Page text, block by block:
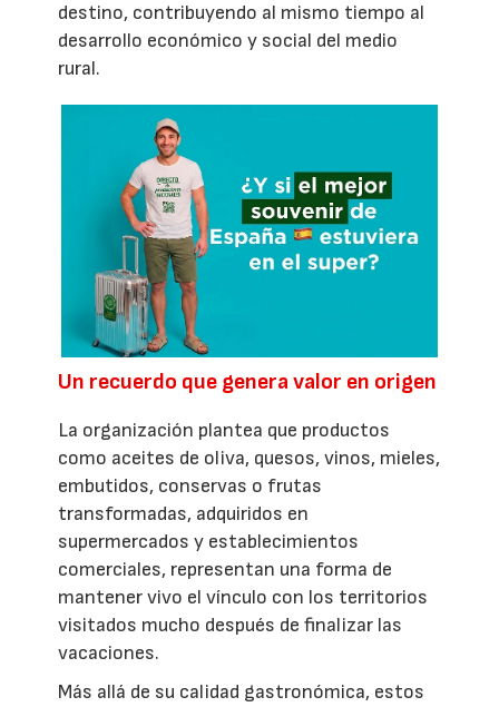
destino, contribuyendo al mismo tiempo al
desarrollo económico y social del medio
rural.
Un recuerdo que genera valor en origen
La organización plantea que productos
como aceites de oliva, quesos, vinos, mieles,
embutidos, conservas o frutas
transformadas, adquiridos en
supermercados y establecimientos
comerciales, representan una forma de
mantener vivo el vínculo con los territorios
visitados mucho después de finalizar las
vacaciones.
Más allá de su calidad gastronómica, estos